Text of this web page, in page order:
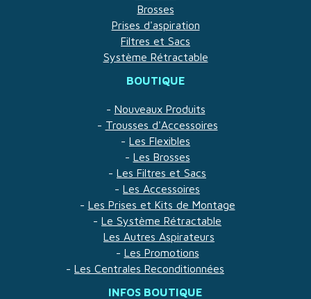
Brosses
Prises d'aspiration
Filtres et Sacs
Système Rétractable
BOUTIQUE
- Nouveaux Produits
- Trousses d'Accessoires
- Les Flexibles
- Les Brosses
- Les Filtres et Sacs
- Les Accessoires
- Les Prises et Kits de Montage
- Le Système Rétractable
Les Autres Aspirateurs
- Les Promotions
- Les Centrales Reconditionnées
INFOS BOUTIQUE